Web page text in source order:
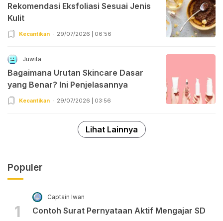
Rekomendasi Eksfoliasi Sesuai Jenis
Kulit
Kecantikan 29/07/2026 | 06:56
Juwita
Bagaimana Urutan Skincare Dasar
yang Benar? Ini Penjelasannya
Kecantikan 29/07/2026 | 03:56
Lihat Lainnya
Populer
1
Captain Iwan
Contoh Surat Pernyataan Aktif Mengajar SD